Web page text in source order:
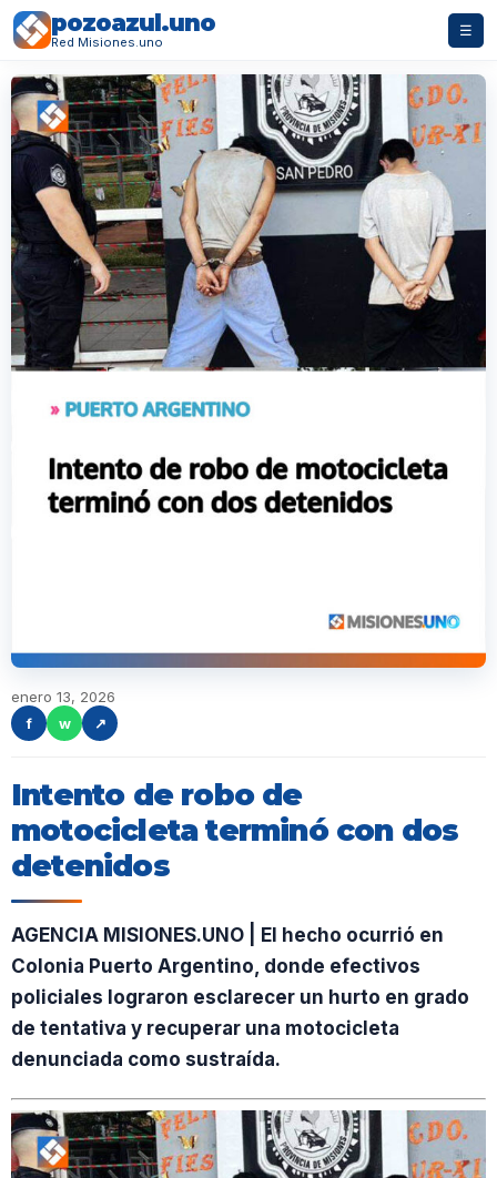
pozoazul.uno
Red Misiones.uno
☰
enero 13, 2026
f
w ↗
Intento de robo de
motocicleta terminó con dos
detenidos
AGENCIA MISIONES.UNO | El hecho ocurrió en
Colonia Puerto Argentino, donde efectivos
policiales lograron esclarecer un hurto en grado
de tentativa y recuperar una motocicleta
denunciada como sustraída.